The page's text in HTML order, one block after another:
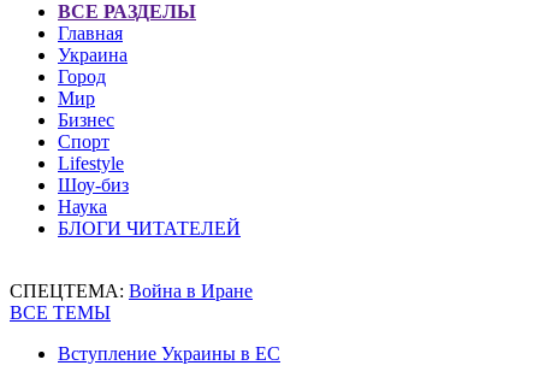
ВСЕ РАЗДЕЛЫ
Главная
Украина
Город
Мир
Бизнес
Спорт
Lifestyle
Шоу-биз
Наука
БЛОГИ ЧИТАТЕЛЕЙ
СПЕЦТЕМА: Война в Иране
ВСЕ ТЕМЫ
Вступление Украины в ЕС